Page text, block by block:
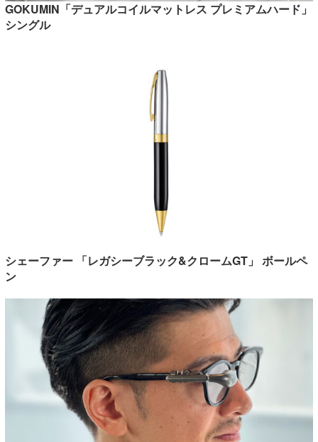
GOKUMIN「デュアルコイルマットレス プレミアムハード」
シングル
シェーファー 「レガシーブラック&クロームGT」 ボールペ
ン